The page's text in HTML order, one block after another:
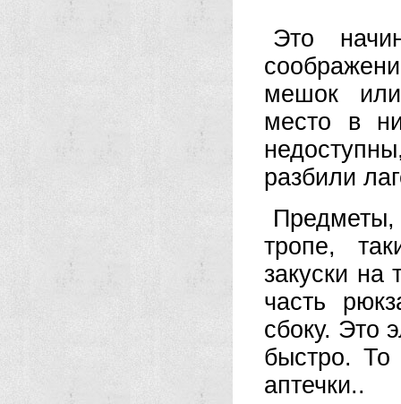
Это
мешок или
место в
разбили
тропе,
закуски
часть
сбоку. Это
быстро. То
аптечки..